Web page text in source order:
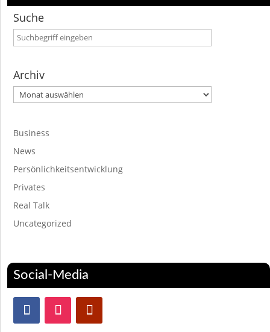
Suche
Archiv
Archiv
Business
News
Persönlichkeitsentwicklung
Privates
Real Talk
Uncategorized
Social-Media